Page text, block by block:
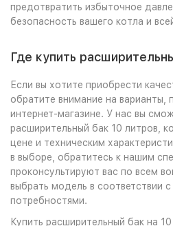
предотвратить избыточное
безопасность вашего котла и
Где купить
Если вы хотите приобрести
обратите внимание на варианты,
интернет-магазине. У нас вы
расширительный бак 10 литров,
цене и техническим
в выборе, обратитесь к нашим
проконсультируют вас по всем
выбрать модель в соответствии
потребностями.
Купить расширительный бак на